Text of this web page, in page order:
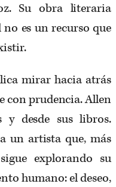
Su obra literaria
es un recurso que
mirar hacia atrás
con prudencia. Allen
y desde sus libros.
un artista que, más
explorando su
humano: el deseo,